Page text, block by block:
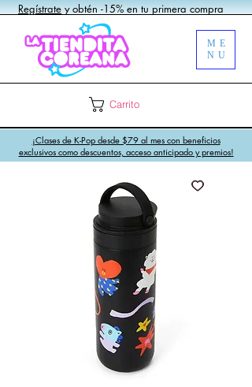
Regístratey obtén -15% en tu primera compra
ME
NU
Carrito
¡Clases de K-Pop desde $79 al mes con beneficios
exclusivos como descuentos, acceso anticipado y premios!